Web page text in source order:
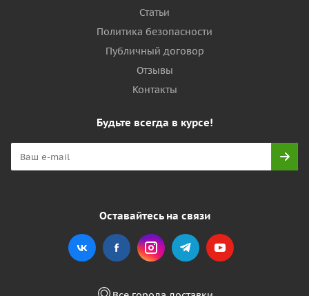
Статьи
Политика безопасности
Публичный договор
Отзывы
Контакты
Будьте всегда в курсе!
Оставайтесь на связи